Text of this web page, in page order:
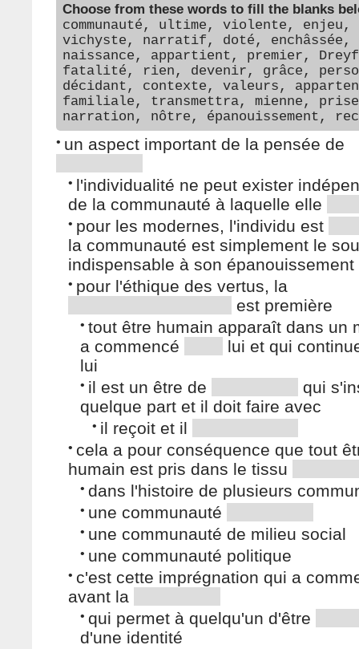
Choose from these words to fill the blanks
communauté, ultime, violente, enjeu,
vichyste, narratif, doté,
naissance, appartient, premier,
fatalité, rien, devenir, grâce,
décidant, contexte, valeurs,
familiale, transmettra, mienne,
narration, nôtre, épanouissement,
• un aspect important de la pensée de
• l'individualité ne peut exister
de la communauté à laquelle elle
• pour les modernes, l'individu est
la communauté est simplement le
indispensable à son épanouissement
• pour l'éthique des vertus, la
est première
• tout être humain apparaît dans un
a commencé
lui et qui
lui
• il est un être de
qui
quelque part et il doit faire avec
• il reçoit et il
• cela a pour conséquence que tout
humain est pris dans le tissu
• dans l'histoire de plusieurs
• une communauté
• une communauté de milieu social
• une communauté politique
• c'est cette imprégnation qui a
avant la
• qui permet à quelqu'un d'être
d'une identité